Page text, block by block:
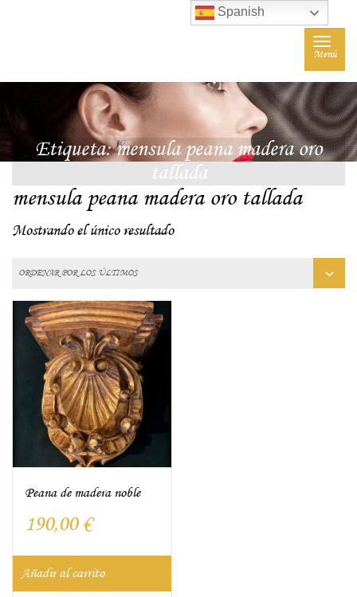
Toggle
Menú
Etiqueta:mensula peana madera oro
tallada
mensula peana madera oro tallada
Mostrando el único resultado
Peana de madera noble
190,00 €
Añadir al carrito
Spanish